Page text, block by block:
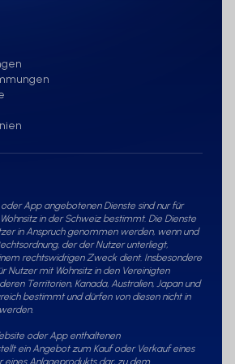
gelten, dürfen nicht
zugreifen.
Website sind selbst dafür
dass sie rechtlich zum
Website berechtigt sind.
auf die
Bezug genommen
Amerika gemäß dem
von 1933 in seiner jeweils
registriert. Daher ist
dazu
oder indirekt in den
von Amerika
ihrer Territorien und
Staatsangehörige und
App angebotenen Dienste sind nur für
in der Schweiz bestimmt. Die Dienste
in Anspruch genommen werden, wenn und
der der Nutzer unterliegt,
rechtswidrigen Zweck dient. Insbesondere
Nutzer mit Wohnsitz in den Vereinigten
Territorien, Kanada, Australien, Japan und
bestimmt und dürfen von diesen nicht in
oder App enthaltenen
ein Angebot zum Kauf oder Verkauf eines
eines Anlageprodukts dar, zu dem